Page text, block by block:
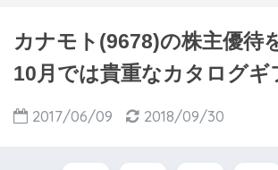
カナモト(9678)の株主優待
10月では貴重なカタログギ
2017/06/09 2018/09/30